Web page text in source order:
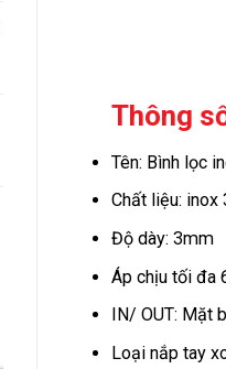
Thông
Tên: Bình lọc
Chất liệu: inox
Độ dày: 3mm
Áp chịu tối đa
IN/ OUT: Mặt
Loại nắp tay